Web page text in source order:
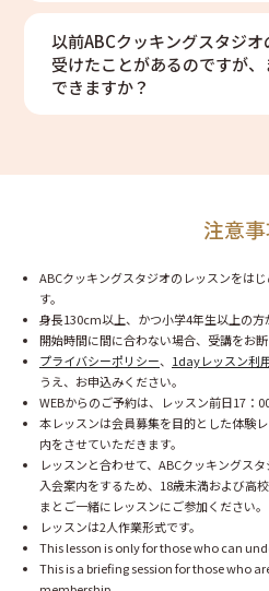
以前ABCクッキングスタジ
受けたことがあるのですが
できますか？
注意
ABCクッキングスタジオのレッスンをは
す。
身長130cm以上、かつ小学4年生以上の方
開始時間に間に合わない場合、受講をお断
プライバシーポリシー、 1dayレッスン利
うえ、お申込みください。
WEBからのご予約は、レッスン前日17：00
本レッスンは会員募集を目的とした体験
内をさせていただきます。
レッスンと合わせて、ABCクッキングス
入会案内をするため、18歳未満および高
まとご一緒にレッスンにご参加ください。
レッスンは2人作業形式です。
This lesson is only for those who can
This is a briefing session for those who